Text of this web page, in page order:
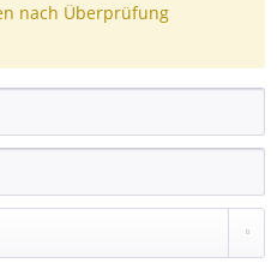
nach Überprüfung